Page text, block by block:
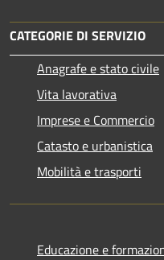
CATEGORIE DI SERVIZIO
Anagrafe e stato civile
Vita lavorativa
Imprese e Commercio
Catasto e urbanistica
Mobilità e trasporti
Educazione e